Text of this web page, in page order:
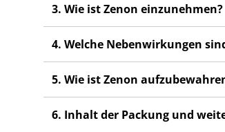
3. Wie ist Zenon einzunehmen?
4. Welche Nebenwirkungen
5. Wie ist Zenon
6. Inhalt der Packung und